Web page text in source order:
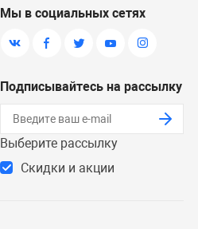
Мы в социальных сетях
Подписывайтесь на рассылку
Выберите рассылку
Скидки и акции